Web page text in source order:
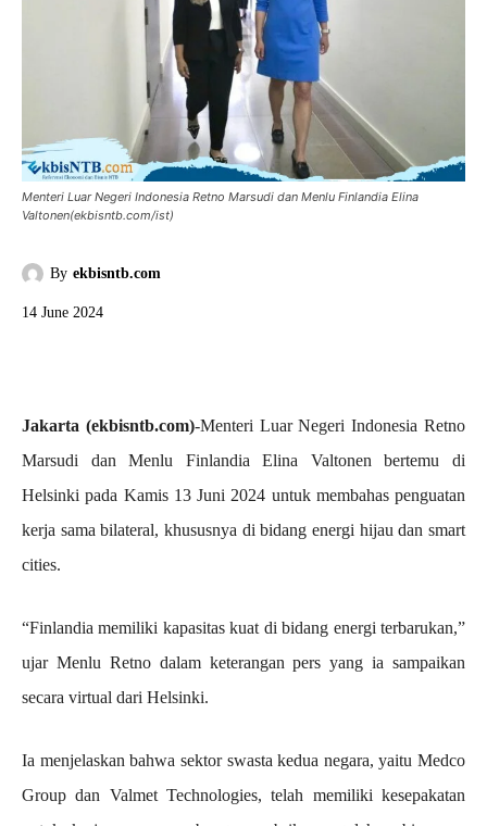
Menteri Luar Negeri Indonesia Retno Marsudi dan Menlu Finlandia Elina
Valtonen(ekbisntb.com/ist)
By ekbisntb.com
14 June 2024
Jakarta (ekbisntb.com)-Menteri Luar Negeri Indonesia Retno
Marsudi dan Menlu Finlandia Elina Valtonen bertemu di
Helsinki pada Kamis 13 Juni 2024 untuk membahas penguatan
kerja sama bilateral, khususnya di bidang energi hijau dan smart
cities.
“Finlandia memiliki kapasitas kuat di bidang energi terbarukan,”
ujar Menlu Retno dalam keterangan pers yang ia sampaikan
secara virtual dari Helsinki.
Ia menjelaskan bahwa sektor swasta kedua negara, yaitu Medco
Group dan Valmet Technologies, telah memiliki kesepakatan